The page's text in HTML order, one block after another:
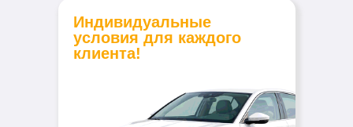
Индивидуальные
условия для каждого
клиента!